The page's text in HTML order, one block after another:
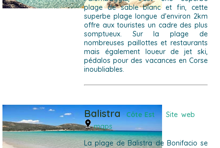
plage de sable blanc et fin, cette
superbe plage longue d'environ 2km
offre aux touristes un cadre des plus
somptueux. Sur la plage de
nombreuses paillottes et restaurants
mais également loueur de jet ski,
pédalos pour des vacances en Corse
inoubliables.
BalistraCôte Est Site web
maps
La plage de Balistra de Bonifacio se